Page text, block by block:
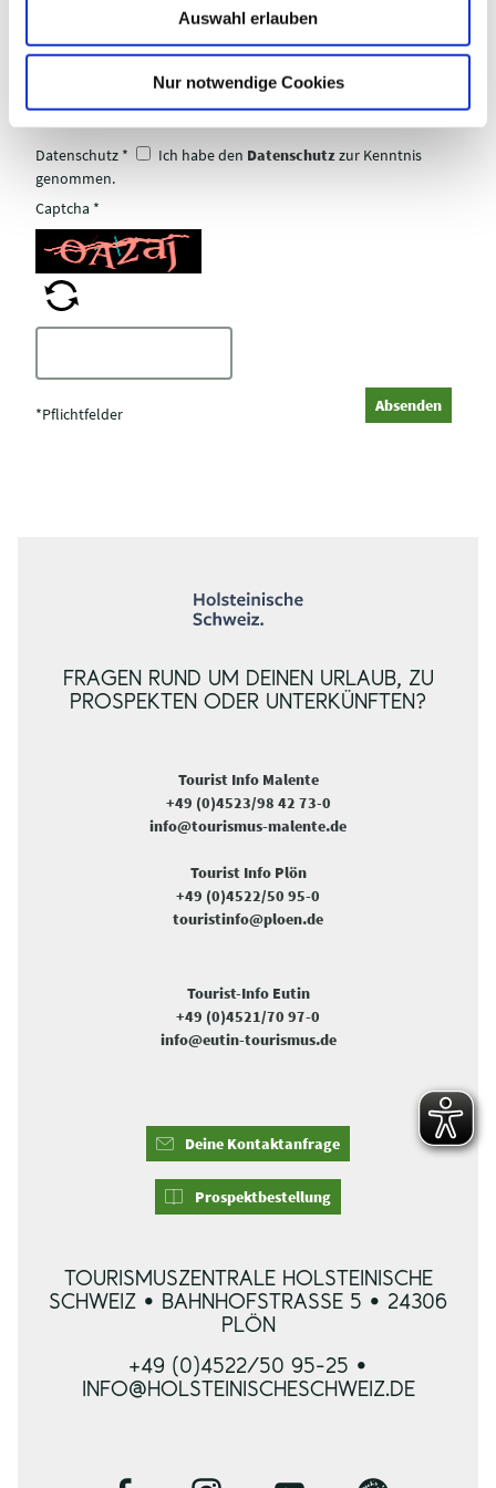
Auswahl erlauben
Nur notwendige Cookies
Datenschutz * Ich habe den Datenschutzzur Kenntnis
genommen.
Captcha *
p
*Pflichtfelder Absenden
FRAGEN RUND UM DEINEN URLAUB, ZU
PROSPEKTEN ODER UNTERKÜNFTEN?
Tourist Info Malente
+49 (0)4523/98 42 73-0
info@tourismus-malente.de
Tourist Info Plön
+49 (0)4522/50 95-0
touristinfo@ploen.de
Tourist-Info Eutin
+49 (0)4521/70 97-0
info@eutin-tourismus.de
Deine Kontaktanfrage
Prospektbestellung
TOURISMUSZENTRALE HOLSTEINISCHE
SCHWEIZ • BAHNHOFSTRASSE 5 • 24306 P
LÖN
+49 (0)4522/50 95-25 •
INFO@HOLSTEINISCHESCHWEIZ.DE